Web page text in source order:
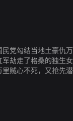
党勾结当地土豪仇
劫走了格桑的独生
贼心不死，又抢先
司误信他的鬼话，